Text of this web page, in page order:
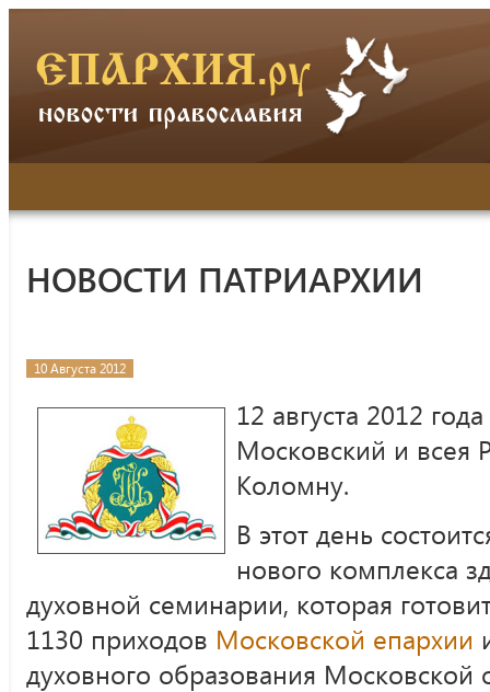
НОВОСТИ ПАТРИАРХИИ
10 Августа 2012
12 августа 2012
Московский и всея
Коломну.
В этот день
нового комплекса
духовной семинарии, которая
1130 приходов Московской епархии
духовного образования Московской